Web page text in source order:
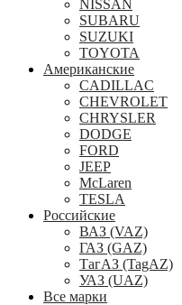
NISSAN
SUBARU
SUZUKI
TOYOTA
Американские
CADILLAC
CHEVROLET
CHRYSLER
DODGE
FORD
JEEP
McLaren
TESLA
Российские
ВАЗ (VAZ)
ГАЗ (GAZ)
ТагАЗ (TagAZ)
УАЗ (UAZ)
Все марки